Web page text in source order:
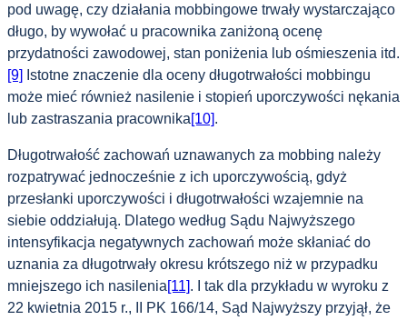
pod uwagę, czy działania mobbingowe trwały wystarczająco
długo, by wywołać u pracownika zaniżoną ocenę
przydatności zawodowej, stan poniżenia lub ośmieszenia itd.
[9] Istotne znaczenie dla oceny długotrwałości mobbingu
może mieć również nasilenie i stopień uporczywości nękania
lub zastraszania pracownika[10].
Długotrwałość zachowań uznawanych za mobbing należy
rozpatrywać jednocześnie z ich uporczywością, gdyż
przesłanki uporczywości i długotrwałości wzajemnie na
siebie oddziałują. Dlatego według Sądu Najwyższego
intensyfikacja negatywnych zachowań może skłaniać do
uznania za długotrwały okresu krótszego niż w przypadku
mniejszego ich nasilenia[11]. I tak dla przykładu w wyroku z
22 kwietnia 2015 r., II PK 166/14, Sąd Najwyższy przyjął, że